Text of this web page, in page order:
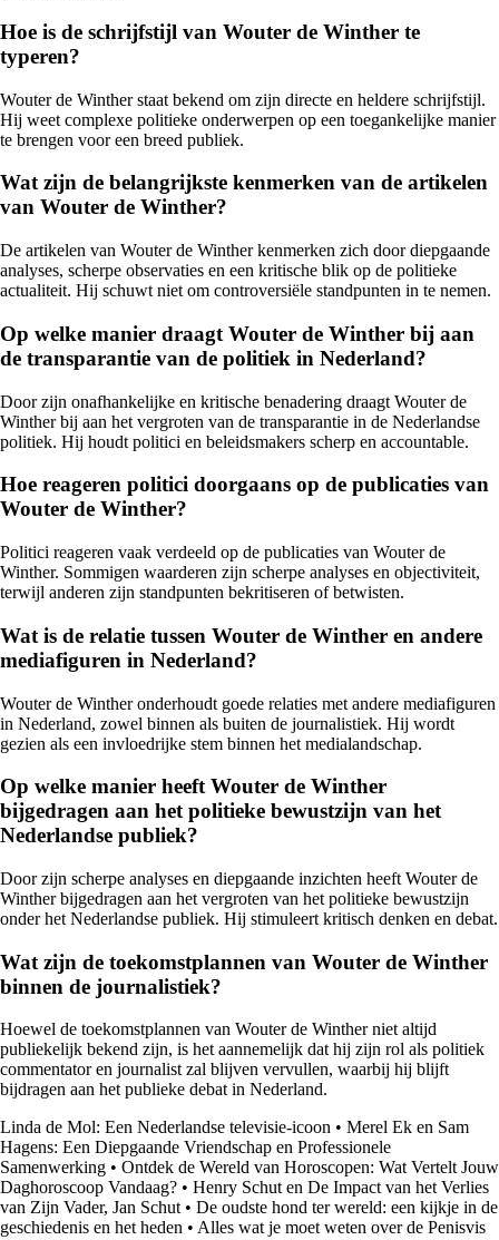
Hoe is de schrijfstijl van Wouter de Winther te
typeren?
Wouter de Winther staat bekend om zijn directe en heldere schrijfstijl.
Hij weet complexe politieke onderwerpen op een toegankelijke manier
te brengen voor een breed publiek.
Wat zijn de belangrijkste kenmerken van de artikelen
van Wouter de Winther?
De artikelen van Wouter de Winther kenmerken zich door diepgaande
analyses, scherpe observaties en een kritische blik op de politieke
actualiteit. Hij schuwt niet om controversiële standpunten in te nemen.
Op welke manier draagt Wouter de Winther bij aan
de transparantie van de politiek in Nederland?
Door zijn onafhankelijke en kritische benadering draagt Wouter de
Winther bij aan het vergroten van de transparantie in de Nederlandse
politiek. Hij houdt politici en beleidsmakers scherp en accountable.
Hoe reageren politici doorgaans op de publicaties van
Wouter de Winther?
Politici reageren vaak verdeeld op de publicaties van Wouter de
Winther. Sommigen waarderen zijn scherpe analyses en objectiviteit,
terwijl anderen zijn standpunten bekritiseren of betwisten.
Wat is de relatie tussen Wouter de Winther en andere
mediafiguren in Nederland?
Wouter de Winther onderhoudt goede relaties met andere mediafiguren
in Nederland, zowel binnen als buiten de journalistiek. Hij wordt
gezien als een invloedrijke stem binnen het medialandschap.
Op welke manier heeft Wouter de Winther
bijgedragen aan het politieke bewustzijn van het
Nederlandse publiek?
Door zijn scherpe analyses en diepgaande inzichten heeft Wouter de
Winther bijgedragen aan het vergroten van het politieke bewustzijn
onder het Nederlandse publiek. Hij stimuleert kritisch denken en debat.
Wat zijn de toekomstplannen van Wouter de Winther
binnen de journalistiek?
Hoewel de toekomstplannen van Wouter de Winther niet altijd
publiekelijk bekend zijn, is het aannemelijk dat hij zijn rol als politiek
commentator en journalist zal blijven vervullen, waarbij hij blijft
bijdragen aan het publieke debat in Nederland.
Linda de Mol: Een Nederlandse televisie-icoon • Merel Ek en Sam
Hagens: Een Diepgaande Vriendschap en Professionele
Samenwerking • Ontdek de Wereld van Horoscopen: Wat Vertelt Jouw
Daghoroscoop Vandaag? • Henry Schut en De Impact van het Verlies
van Zijn Vader, Jan Schut • De oudste hond ter wereld: een kijkje in de
geschiedenis en het heden • Alles wat je moet weten over de Penisvis